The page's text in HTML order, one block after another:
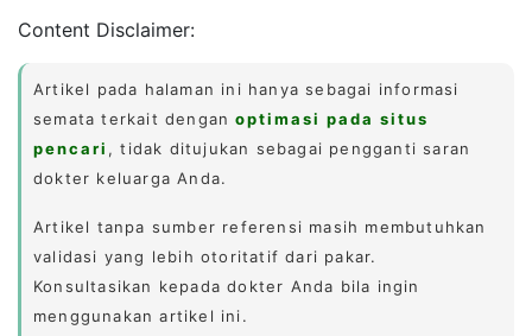
Content Disclaimer:
Artikel pada halaman ini hanya sebagai informasi
semata terkait denganoptimasi pada situs
pencari , tidak ditujukan sebagai pengganti saran
dokter keluarga Anda.
Artikel tanpa sumber referensi masih membutuhkan
validasi yang lebih otoritatif dari pakar.
Konsultasikan kepada dokter Anda bila ingin
menggunakan artikel ini.